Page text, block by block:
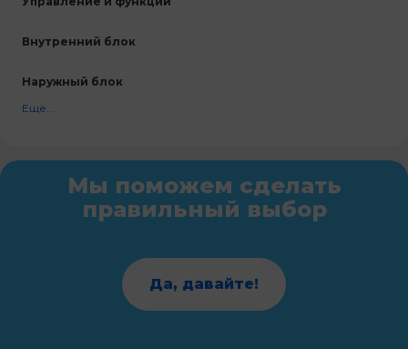
Внутренний блок
Наружный блок
Ещё...
Мы поможем сделать
правильный выбор
Да, давайте!